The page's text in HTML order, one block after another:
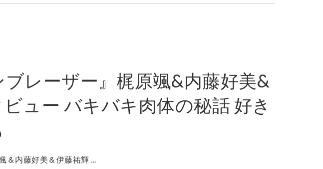
ブレーザー』梶原颯&内藤好美&
ュー バキバキ肉体の秘話 好き